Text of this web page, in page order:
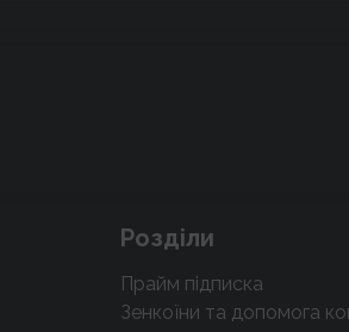
Розділи
Прайм підписка
Зенкоїни та допомога